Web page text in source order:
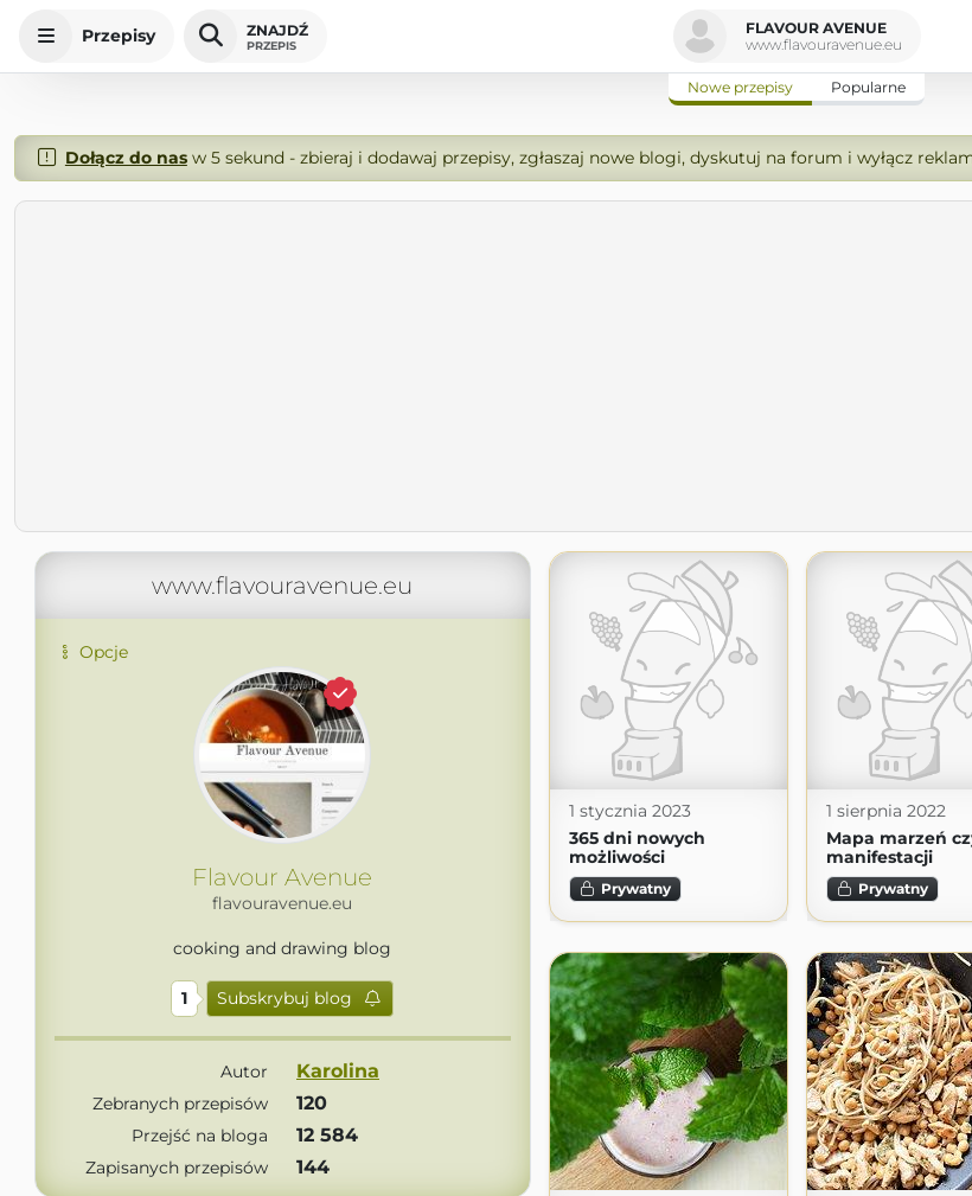
Przepisy ZNAJDŹ
PRZEPIS
FLAVOUR AVENUE
www.flavouravenue.eu
Nowe przepisy Popularne
Dołącz do nasw 5 sekund - zbieraj i dodawaj przepisy, zgłaszaj nowe blogi, dyskutuj na forum i wyłącz
www.flavouravenue.eu
Opcje
Flavour Avenue
flavouravenue.eu
cooking and drawing blog
1 Subskrybuj blog
Autor Karolina
Zebranych przepisów 120
Przejść na bloga 12 584
Zapisanych przepisów 144
1 stycznia 2023
365 dni nowych
możliwości
Prywatny
1 sierpnia 2022
Mapa marzeń
manifestacji
Prywatny